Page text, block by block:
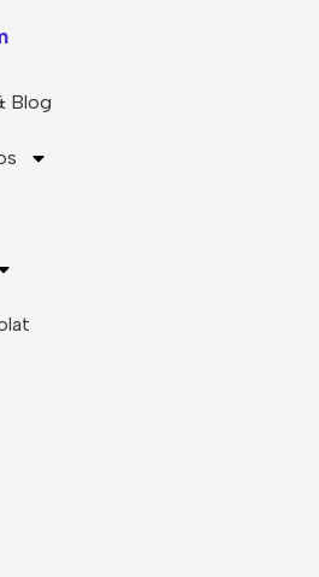
Blog